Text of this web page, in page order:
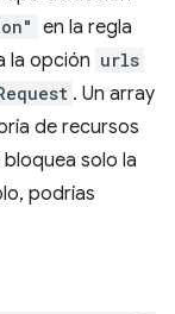
en la regla
la opción urls
. Un array
de recursos
solo la
podrías